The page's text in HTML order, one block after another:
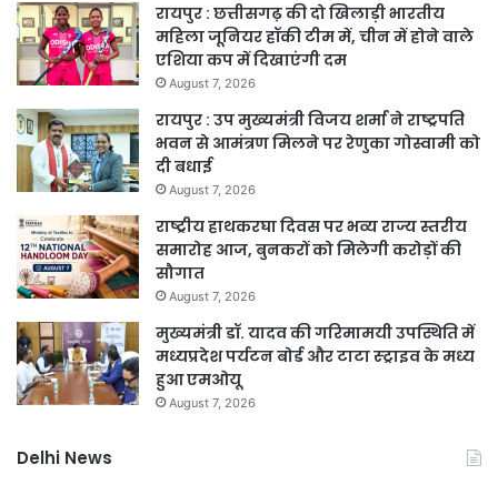
रायपुर : छत्तीसगढ़ की दो खिलाड़ी भारतीय
महिला जूनियर हॉकी टीम में, चीन में होने वाले
एशिया कप में दिखाएंगी दम
August 7, 2026
रायपुर : उप मुख्यमंत्री विजय शर्मा ने राष्ट्रपति
भवन से आमंत्रण मिलने पर रेणुका गोस्वामी को
दी बधाई
August 7, 2026
राष्ट्रीय हाथकरघा दिवस पर भव्य राज्य स्तरीय
समारोह आज, बुनकरों को मिलेगी करोड़ों की
सौगात
August 7, 2026
मुख्यमंत्री डॉ. यादव की गरिमामयी उपस्थिति में
मध्यप्रदेश पर्यटन बोर्ड और टाटा स्ट्राइव के मध्य
हुआ एमओयू
August 7, 2026
Delhi News